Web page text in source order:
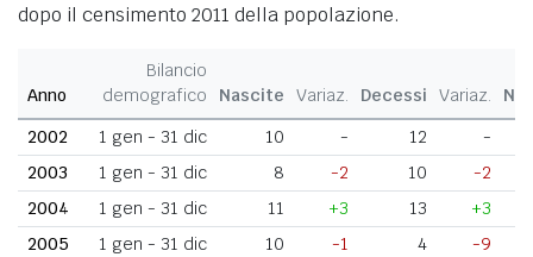
dopo il censimento 2011 della popolazione.
Anno
Bilancio
demografico
Nascite Variaz. Decessi Variaz.
2002
1 gen - 31 dic 10 - 12
-
2003
1 gen - 31 dic 8 -2 10
-2
2004
1 gen - 31 dic 11 +3 13
+3
2005
1 gen - 31 dic 10 -1 4
-9